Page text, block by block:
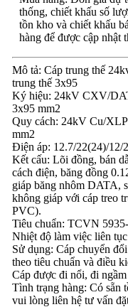
thống, chiết khấu số
tồn kho và chiết khấu
hàng để được cập nhật
Mô tả: Cáp trung thế
trung thế 3x95
Ký hiệu: 24kV CXV/
3x95 mm2
Quy cách: 24kV Cu/
mm2
Điện áp: 12.7/22(24)/12/
Kết cấu: Lõi đồng, bán
cách điện, băng đồng
giáp băng nhôm DATA,
không giáp với cáp treo
PVC).
Tiêu chuẩn: TCVN
Nhiệt độ làm việc liên
Sử dụng: Cáp chuyển
theo tiêu chuẩn và điều
Cáp được đi nổi, đi
Tình trạng hàng: Có sẵn
vui lòng liên hệ tư vấn